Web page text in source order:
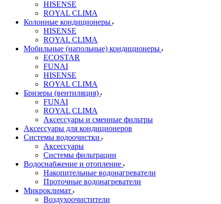
HISENSE
ROYAL CLIMA
Колонные кондиционеры
HISENSE
ROYAL CLIMA
Мобильные (напольные) кондиционеры
ECOSTAR
FUNAI
HISENSE
ROYAL CLIMA
Бризеры (вентиляция)
FUNAI
ROYAL CLIMA
Аксессуары и сменные фильтры
Аксессуары для кондиционеров
Системы водоочистки
Аксессуары
Системы фильтрации
Водоснабжение и отопление
Накопительные водонагреватели
Проточные водонагреватели
Микроклимат
Воздухоочистители